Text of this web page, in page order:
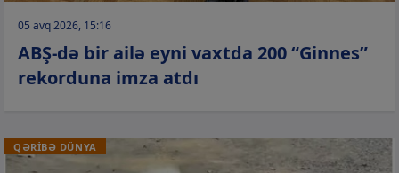
05 avq 2026, 15:16
ABŞ-də bir ailə eyni vaxtda 200 “Ginnes”
rekorduna imza atdı
QƏRİBƏ DÜNYA